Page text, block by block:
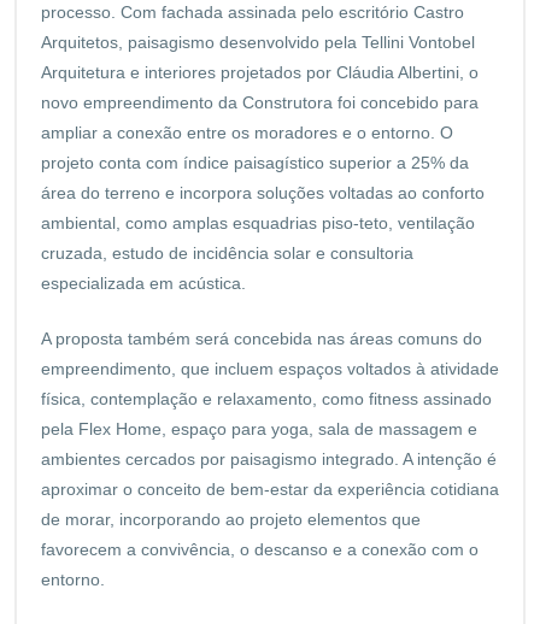
processo. Com fachada assinada pelo escritório Castro
Arquitetos, paisagismo desenvolvido pela Tellini Vontobel
Arquitetura e interiores projetados por Cláudia Albertini, o
novo empreendimento da Construtora foi concebido para
ampliar a conexão entre os moradores e o entorno. O
projeto conta com índice paisagístico superior a 25% da
área do terreno e incorpora soluções voltadas ao conforto
ambiental, como amplas esquadrias piso-teto, ventilação
cruzada, estudo de incidência solar e consultoria
especializada em acústica.
A proposta também será concebida nas áreas comuns do
empreendimento, que incluem espaços voltados à atividade
física, contemplação e relaxamento, como fitness assinado
pela Flex Home, espaço para yoga, sala de massagem e
ambientes cercados por paisagismo integrado. A intenção é
aproximar o conceito de bem-estar da experiência cotidiana
de morar, incorporando ao projeto elementos que
favorecem a convivência, o descanso e a conexão com o
entorno.